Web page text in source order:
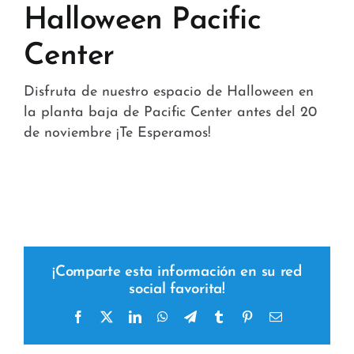
Tiendas y Conveniencia
Servicios y Amenidades
Noticias
Halloween Pacific
Center
Disfruta de nuestro espacio de Halloween en
la planta baja de Pacific Center antes del 20
de noviembre ¡Te Esperamos!
¡Comparte esta información en su red
social favorita!
Facebook LinkedInWhatsApp
TelegramTumblr PinterestCorreo